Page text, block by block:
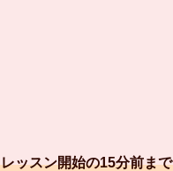
レッスン開始の15分前まで